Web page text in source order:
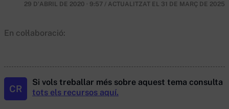
29 D'ABRIL DE 2020 · 9:57 / ACTUALITZAT EL 31 DE MARÇ DE 2025
En col·laboració:
CR
Si vols treballar més sobre aquest tema consulta
tots els recursos aquí.